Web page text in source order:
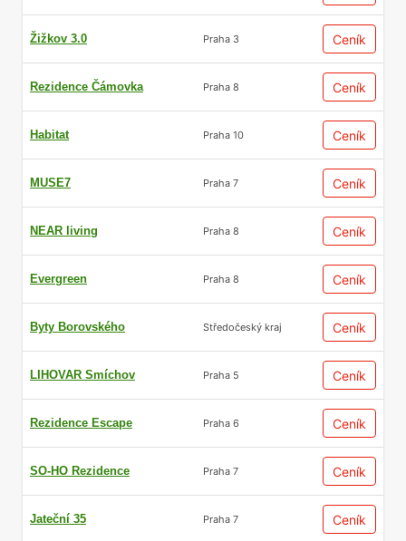
Žižkov 3.0 Praha 3 Ceník
Rezidence Čámovka Praha 8 Ceník
Habitat Praha 10 Ceník
MUSE7 Praha 7 Ceník
NEAR living Praha 8 Ceník
Evergreen Praha 8 Ceník
Byty Borovského Středočeský kraj Ceník
LIHOVAR Smíchov Praha 5 Ceník
Rezidence Escape Praha 6 Ceník
SO-HO Rezidence Praha 7 Ceník
Jateční 35 Praha 7 Ceník